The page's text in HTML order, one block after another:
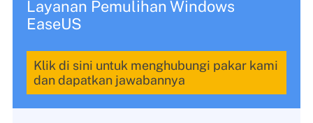
Layanan Pemulihan Windows
EaseUS
Klik di sini untuk menghubungi pakar kami
dan dapatkan jawabannya